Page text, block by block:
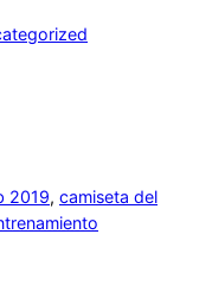
2019, camiseta del